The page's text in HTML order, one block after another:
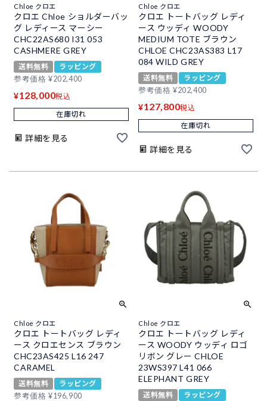
Chloe クロエ
クロエ Chloe ショルダーバッ
グ レディース マーシー
CHC22AS680 I31 053
CASHMERE GREY
送料無料
ラッピング
参考価格 ¥202,400
¥128,000税込
在庫切れ
詳細を見る
Chloe クロエ
クロエ トートバッグ レディ
ース ウッディ WOODY
MEDIUM TOTE ブラウン
CHLOE CHC23AS383 L17
084 WILD GREY
送料無料
ラッピング
参考価格 ¥202,400
¥127,800税込
在庫切れ
詳細を見る
Chloe クロエ
クロエ トートバッグ レディ
ース クロエセンス ブラウン
CHC23AS425 L16 247
CARAMEL
送料無料
ラッピング
参考価格 ¥196,900
Chloe クロエ
クロエ トートバッグ レディ
ース WOODY ウッディ ロゴ
リボン グレー CHLOE
23WS397 L41 066
ELEPHANT GREY
送料無料 ラッピング